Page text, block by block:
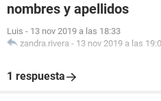
nombres y apellidos
Luis - 13 nov 2019 a las 18:33
zandra.rivera - 13 nov 2019 a las
1 respuesta